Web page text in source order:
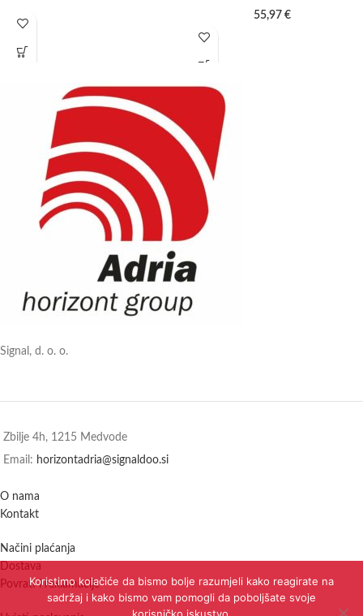
55,97 €
Signal, d. o. o.
Zbilje 4h, 1215 Medvode
Email: horizontadria@signaldoo.si
O nama
Kontakt
Načini plaćanja
Dostava
Povrati i reklamacije
Koristimo kolačiće da bismo bolje razumjeli kako reagirate na
sadržaj i kako bismo vam pomogli da poboljšate svoje